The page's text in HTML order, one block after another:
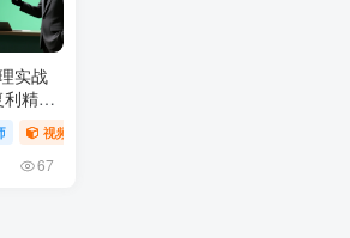
实战
精算
方向周视频内容
67